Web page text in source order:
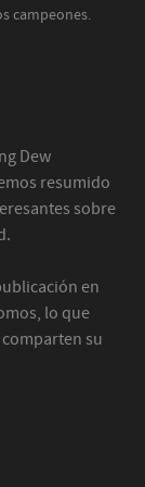
campeones.
Dew
resumido
sobre
en
lo que
su